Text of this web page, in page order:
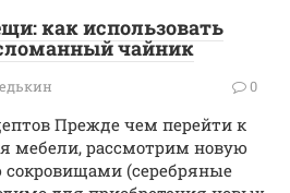
как использовать
чайник
0
Прежде чем перейти к
мебели, рассмотрим новую
(серебряные